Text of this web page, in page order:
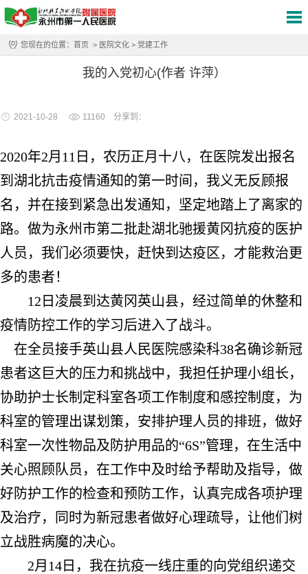
您现在的位置： 首页 > 医院文化 > 党建工作
我的入党初心(作者 许萍）
2021-10-28 11160 分享到：
2020年2月 11 日 ，农历正月十八，在医院发出报名
到湖北抗击疫情通知的第一时间，我义无反顾报
名，并在接到紧急出发通知，坚定地踏上了离家的
路。做为永州市第二批赴湖北驰援黄冈抗疫的医护
人员，我们必须要快，赶快到达疫区，才能救治更
多的患者！
12 日凌晨到达黄冈英山县，经过简单的休整和
疫情防控工作的学习后进入了战斗。
在全员接手英山县人民医院感染科38名确诊新冠
患者这巨大的压力和挑战中，我担任护理小组长，
协助护士长制定科室各项工作制度和感控制度，为
科室的管理出谋划策，安排护理人员的排班，做好
科室一次性物品及防护用品的“6S”管理，在生活中
关心照顾队员，在工作中及时给予帮助及指导，做
好防护工作的检查和预防工作，认真完成各项护理
及治疗，同时为新冠患者做好心理疏导，让他们树
立战胜病魔的决心。
2月 14 日 ，我在抗疫一线庄重的向党组织递交